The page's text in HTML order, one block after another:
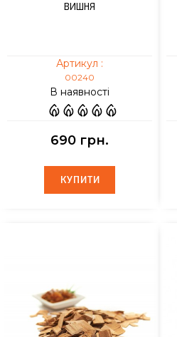
ВИШНЯ
Артикул :
00240
В наявності
690 грн.
КУПИТИ
КУПИТИ